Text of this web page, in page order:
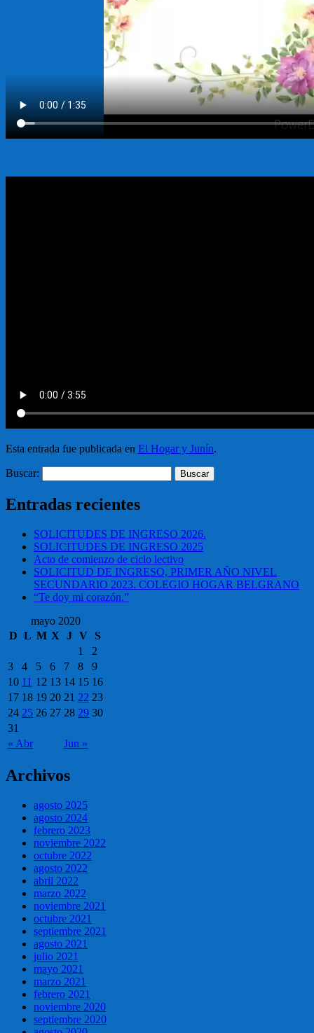
Esta entrada fue publicada en El Hogar y Junín.
Buscar:
Entradas recientes
SOLICITUDES DE INGRESO 2026.
SOLICITUDES DE INGRESO 2025
Acto de comienzo de ciclo lectivo
SOLICITUD DE INGRESO, PRIMER AÑO NIVEL
SECUNDARIO 2023. COLEGIO HOGAR BELGRANO
“Te doy mi corazón.”
mayo 2020
D L M X J V S
« Abr Jun »
1
2
3
4 5 6 7 8
9
10 11 12 13 14 15 16
17 18 19 20 21 22 23
24 25 26 27 28 29 30
31
Archivos
agosto 2025
agosto 2024
febrero 2023
noviembre 2022
octubre 2022
agosto 2022
abril 2022
marzo 2022
noviembre 2021
octubre 2021
septiembre 2021
agosto 2021
julio 2021
mayo 2021
marzo 2021
febrero 2021
noviembre 2020
septiembre 2020